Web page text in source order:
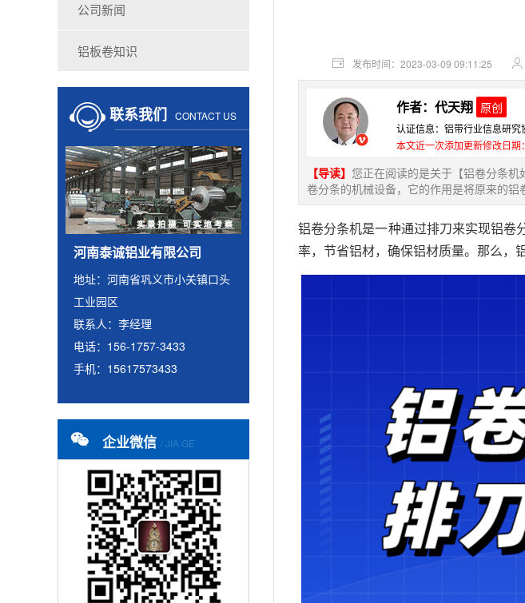
公司新闻
铝板卷知识
联系我们 CONTACT US
河南泰诚铝业有限公司
地址：河南省巩义市小关镇口头
工业园区
联系人：李经理
电话：156-1757-3433
手机：15617573433
企业微信 / JIA GE
发布时间：2023-03-09 09:11:25
作者：代天翔 原创
认证信息：铝带行业信息研究
本文近一次添加更新修改日
【导读】 您正在阅读的是关于【铝卷分条
卷分条的机械设备，它的作用是将原来的铝
铝卷分条机是一种通过排刀来实现铝卷
率，节省铝材，确保铝材质量。那么，